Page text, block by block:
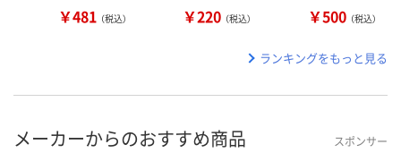
￥481 （税込） ￥220 （税込） ￥500 （税込）
ランキングをもっと見る
メーカーからのおすすめ商品 スポンサー